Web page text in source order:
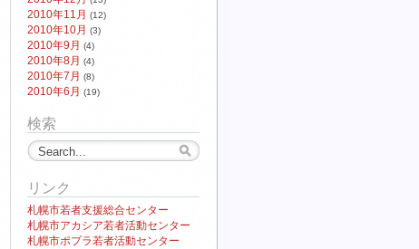
2010年11月 (12)
2010年10月 (3)
2010年9月 (4)
2010年8月 (4)
2010年7月 (8)
2010年6月 (19)
検索
リンク
札幌市若者支援総合センター
札幌市アカシア若者活動センター
札幌市ポプラ若者活動センター